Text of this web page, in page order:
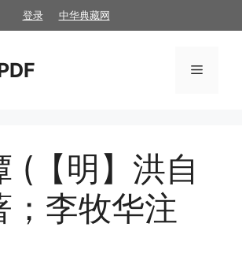
登录 中华典藏网
菜
(【明】洪自
；李牧华注